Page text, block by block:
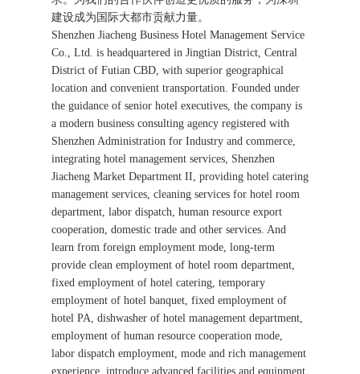
建设成为国际大都市贡献力量。
Shenzhen Jiacheng Business Hotel Management Service
Co., Ltd. is headquartered in Jingtian District, Central
District of Futian CBD, with superior geographical
location and convenient transportation. Founded under
the guidance of senior hotel executives, the company is
a modern business consulting agency registered with
Shenzhen Administration for Industry and commerce,
integrating hotel management services, Shenzhen
Jiacheng Market Department II, providing hotel catering
management services, cleaning services for hotel room
department, labor dispatch, human resource export
cooperation, domestic trade and other services. And
learn from foreign employment mode, long-term
provide clean employment of hotel room department,
fixed employment of hotel catering, temporary
employment of hotel banquet, fixed employment of
hotel PA, dishwasher of hotel management department,
employment of human resource cooperation mode,
labor dispatch employment, mode and rich management
experience, introduce advanced facilities and equipment,